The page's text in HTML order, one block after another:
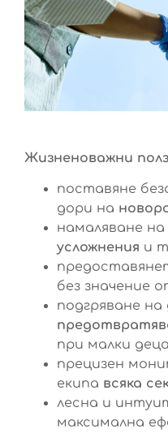
Жизненоважни
поставяне
дори на
намаляване на
усложнения и
без значение
подгряване на
при малки
прецизен
екипа всяка
лесна и
максимална